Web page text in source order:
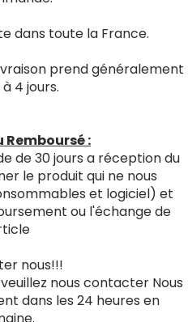
dans toute la France.
prend généralement
4 jours.
:
de 30 jours a réception du
le produit qui ne nous
et logiciel) et
ou l'échange de
nous!!!
nous contacter Nous
dans les 24 heures en